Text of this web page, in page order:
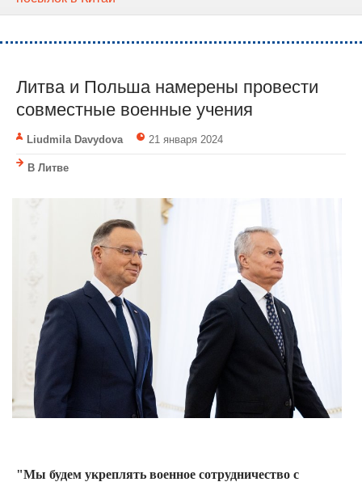
Литва и Польша намерены провести
совместные военные учения
Liudmila Davydova 21 января 2024
В Литве
"Мы будем укреплять военное сотрудничество с